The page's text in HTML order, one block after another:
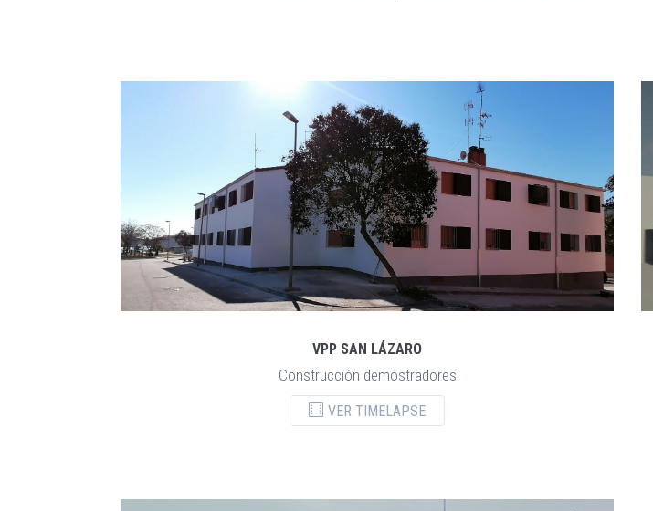
VPP SAN LÁZARO
Construcción demostradores
VER TIMELAPSE